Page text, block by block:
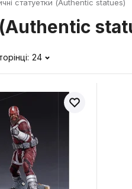
статуетки (Authentic statues)
24